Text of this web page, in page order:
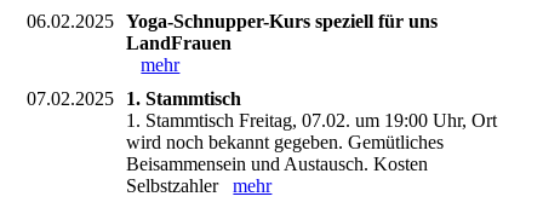
06.02.2025
Yoga-Schnupper-Kurs speziell für uns
LandFrauen
mehr
07.02.2025
1. Stammtisch
1. Stammtisch Freitag, 07.02. um 19:00 Uhr, Ort
wird noch bekannt gegeben. Gemütliches
Beisammensein und Austausch. Kosten
Selbstzahlermehr